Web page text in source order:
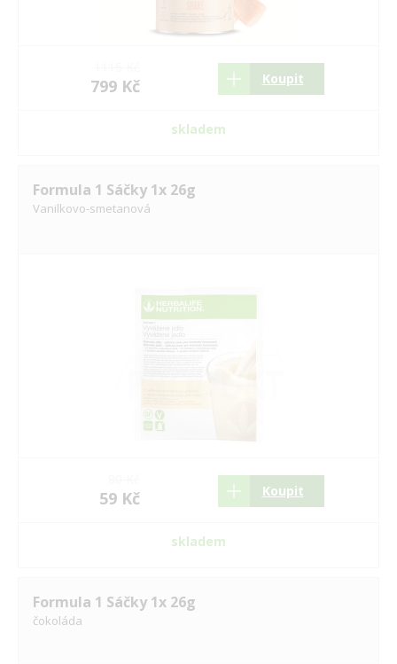
799 Kč Koupit
skladem
Formula 1 Sáčky 1x 26g
Vanilkovo-smetanová
59 Kč Koupit
skladem
Formula 1 Sáčky 1x 26g
čokoláda